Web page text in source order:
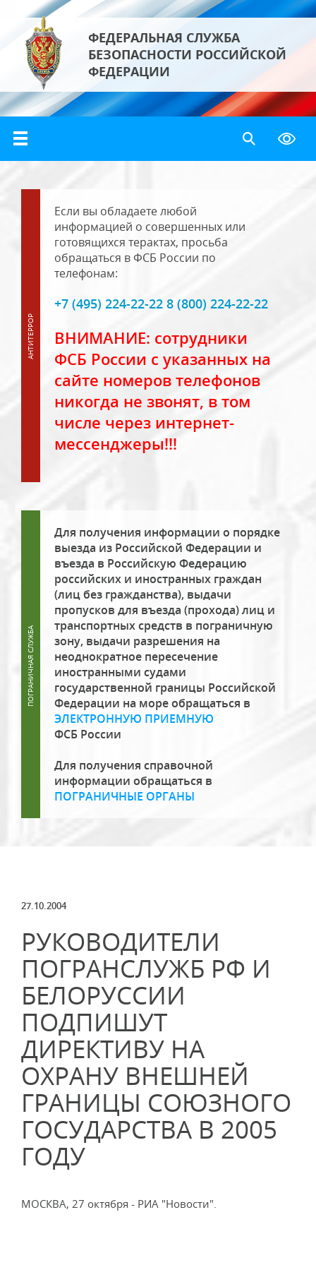
ФЕДЕРАЛЬНАЯ СЛУЖБА
БЕЗОПАСНОСТИ РОССИЙСКОЙ
ФЕДЕРАЦИИ
Если вы обладаете любой
информацией о совершенных или
готовящихся терактах, просьба
обращаться в ФСБ России по
телефонам:
+7 (495) 224-22-22 8 (800) 224-22-22
ВНИМАНИЕ: сотрудники
ФСБ России с указанных на
сайте номеров телефонов
никогда не звонят, в том
числе через интернет-
мессенджеры!!!
Для получения информации о порядке
выезда из Российской Федерации и
въезда в Российскую Федерацию
российских и иностранных граждан
(лиц без гражданства), выдачи
пропусков для въезда (прохода) лиц и
транспортных средств в пограничную
зону, выдачи разрешения на
неоднократное пересечение
иностранными судами
государственной границы Российской
Федерации на море обращаться в
ЭЛЕКТРОННУЮ ПРИЕМНУЮ
ФСБ России
Для получения справочной
информации обращаться в
ПОГРАНИЧНЫЕ ОРГАНЫ
27.10.2004
РУКОВОДИТЕЛИ
ПОГРАНСЛУЖБ РФ И
БЕЛОРУССИИ
ПОДПИШУТ
ДИРЕКТИВУ НА
ОХРАНУ ВНЕШНЕЙ
ГРАНИЦЫ СОЮЗНОГО
ГОСУДАРСТВА В 2005
ГОДУ
МОСКВА, 27 октября - РИА "Новости".